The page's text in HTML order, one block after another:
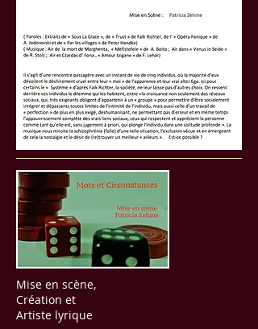
Mise en scène,
Création et
Artiste lyrique